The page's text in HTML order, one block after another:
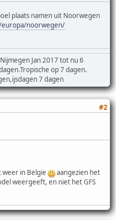
plaats namen uit Noorwegen
noorwegen/
Jan 2017 tot nu 6
op 7 dagen.
7 dagen
#2
in Belgie
aangezien het
weergeeft, en niet het GFS